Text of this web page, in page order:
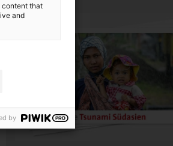
content that
and
by